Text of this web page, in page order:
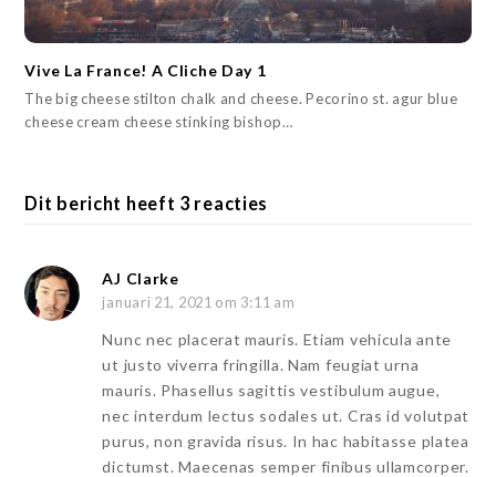
Vive La France! A Cliche Day 1
The big cheese stilton chalk and cheese. Pecorino st. agur blue
cheese cream cheese stinking bishop…
Dit bericht heeft 3 reacties
AJ Clarke
januari 21, 2021 om 3:11 am
Nunc nec placerat mauris. Etiam vehicula ante
ut justo viverra fringilla. Nam feugiat urna
mauris. Phasellus sagittis vestibulum augue,
nec interdum lectus sodales ut. Cras id volutpat
purus, non gravida risus. In hac habitasse platea
dictumst. Maecenas semper finibus ullamcorper.